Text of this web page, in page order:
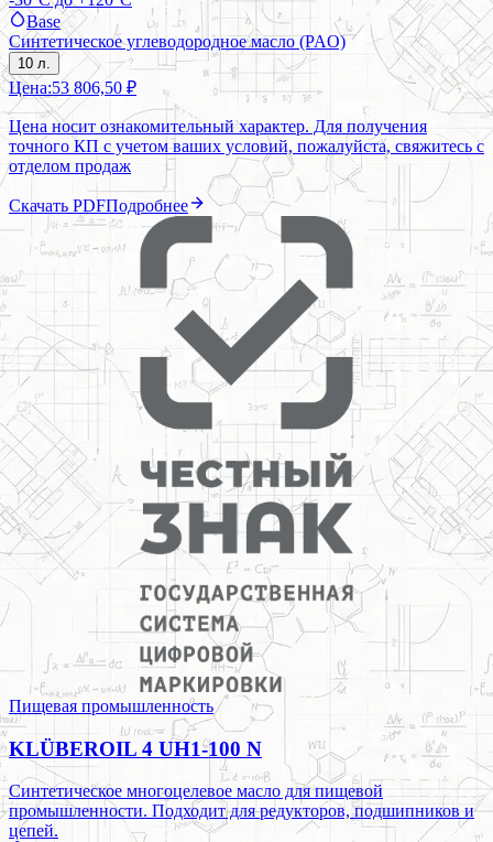
Base
Синтетическое углеводородное масло (PAO)
10 л.
Цена:53 806,50 ₽
Цена носит ознакомительный характер. Для получения
точного КП с учетом ваших условий, пожалуйста, свяжитесь с
отделом продаж
Скачать PDFПодробнее
Пищевая промышленность
KLÜBEROIL 4 UH1-100 N
Синтетическое многоцелевое масло для пищевой
промышленности. Подходит для редукторов, подшипников и
цепей.